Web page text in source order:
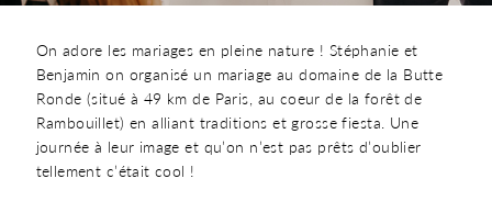
On adore les mariages en pleine nature ! Stéphanie et
Benjamin on organisé un mariage au domaine de la Butte
Ronde (situé à 49 km de Paris, au coeur de la forêt de
Rambouillet) en alliant traditions et grosse fiesta. Une
journée à leur image et qu’on n’est pas prêts d’oublier
tellement c’était cool !